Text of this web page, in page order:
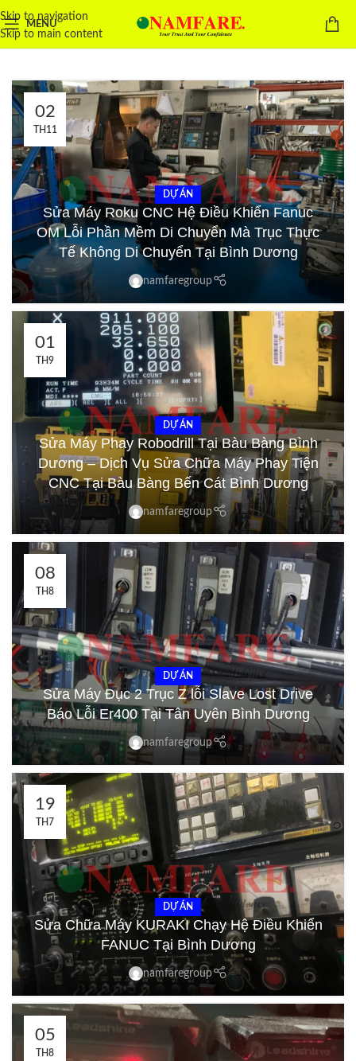
Skip to navigation
Skip to main content
MENU
02
TH11
DỰ ÁN
Sửa Máy Roku CNC Hệ Điều Khiển Fanuc
OM Lỗi Phần Mềm Di Chuyển Mà Trục Thực
Tế Không Di Chuyển Tại Bình Dương
namfaregroup
01
TH9
DỰ ÁN
Sửa Máy Phay Robodrill Tại Bàu Bàng Bình
Dương – Dịch Vụ Sửa Chữa Máy Phay Tiện
CNC Tại Bàu Bàng Bến Cát Bình Dương
namfaregroup
08
TH8
DỰ ÁN
Sửa Máy Đục 2 Trục Z lỗi Slave Lost Drive
Báo Lỗi Er400 Tại Tân Uyên Bình Dương
namfaregroup
19
TH7
DỰ ÁN
Sửa Chữa Máy KURAKI Chạy Hệ Điều Khiển
FANUC Tại Bình Dương
namfaregroup
05
TH8